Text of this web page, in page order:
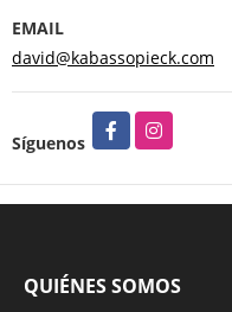
EMAIL
david@kabassopieck.com
Síguenos
FacebookInstagram
QUIÉNES SOMOS